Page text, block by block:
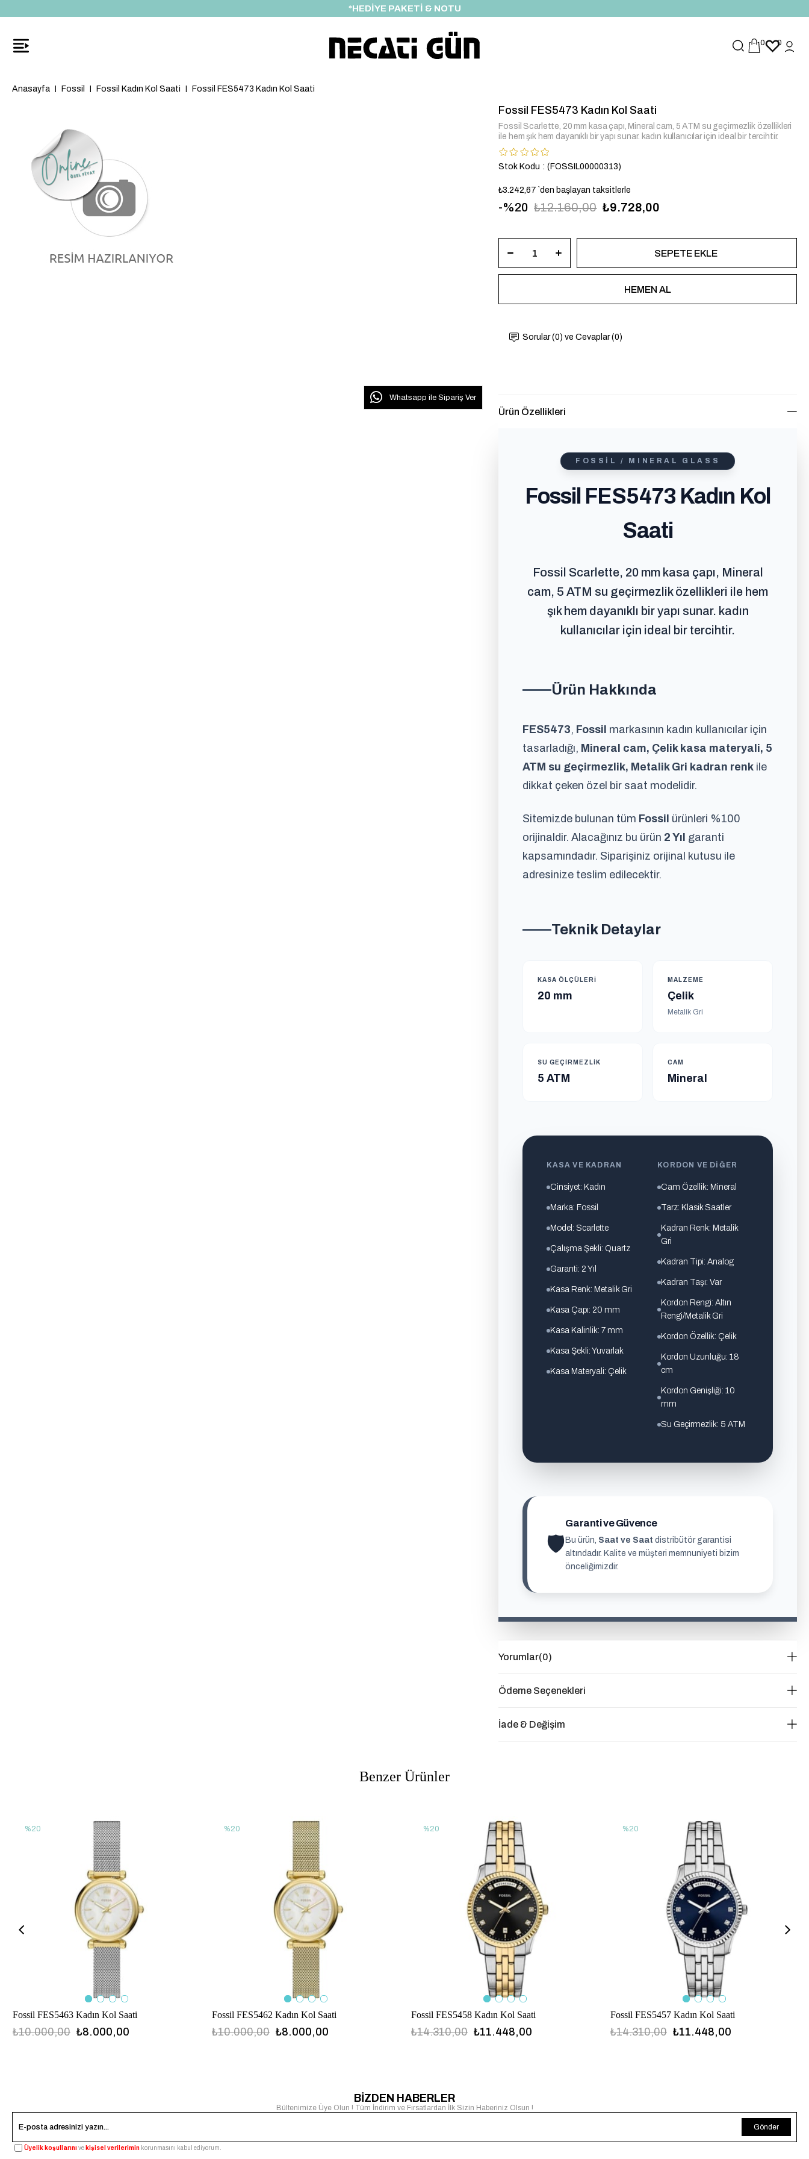
*HEDİYE PAKETİ & NOTU
0 0
Anasayfa Fossil Fossil Kadın Kol Saati Fossil FES5473 Kadın Kol Saati
Whatsapp ile Sipariş Ver
Fossil FES5473 Kadın Kol Saati
Fossil Scarlette, 20 mm kasa çapı, Mineral cam, 5 ATM su geçirmezlik özellikleri
ile hem şık hem dayanıklı bir yapı sunar. kadın kullanıcılar için ideal bir tercihtir.
Stok Kodu (FOSSIL00000313)
₺3.242,67 `den başlayan taksitlerle
20 ₺12.160,00 ₺9.728,00
Sorular (0) ve Cevaplar (0)
Ürün Özellikleri
FOSSIL / MINERAL GLASS
Fossil FES5473 Kadın Kol
Saati
Fossil Scarlette, 20 mm kasa çapı, Mineral
cam, 5 ATM su geçirmezlik özellikleri ile hem
şık hem dayanıklı bir yapı sunar. kadın
kullanıcılar için ideal bir tercihtir.
Ürün Hakkında
FES5473, Fossil markasının kadın kullanıcılar için
tasarladığı, Mineral cam, Çelik kasa materyali, 5
ATM su geçirmezlik, Metalik Gri kadran renk ile
dikkat çeken özel bir saat modelidir.
Sitemizde bulunan tüm Fossil ürünleri %100
orijinaldir. Alacağınız bu ürün 2 Yıl garanti
kapsamındadır. Siparişiniz orijinal kutusu ile
adresinize teslim edilecektir.
Teknik Detaylar
KASA ÖLÇÜLERI
20 mm
MALZEME
Çelik
Metalik Gri
SU GEÇIRMEZLIK
5 ATM
CAM
Mineral
KASA VE KADRAN
Cinsiyet: Kadın
Marka: Fossil
Model: Scarlette
Çalışma Şekli: Quartz
Garanti: 2 Yıl
Kasa Renk: Metalik Gri
Kasa Çapı: 20 mm
Kasa Kalinlik: 7 mm
Kasa Şekli: Yuvarlak
Kasa Materyali: Çelik
KORDON VE DIĞER
Cam Özellik: Mineral
Tarz: Klasik Saatler
Kadran Renk: Metalik
Gri
Kadran Tipi: Analog
Kadran Taşı: Var
Kordon Rengi: Altın
Rengi/Metalik Gri
Kordon Özellik: Çelik
Kordon Uzunluğu: 18
cm
Kordon Genişliği: 10
mm
Su Geçirmezlik: 5 ATM
🛡
Garanti ve Güvence
Bu ürün, Saat ve Saat distribütör garantisi
altındadır. Kalite ve müşteri memnuniyeti bizim
önceliğimizdir.
Yorumlar(0)
Ödeme Seçenekleri
İade & Değişim
Benzer Ürünler
Fossil FES5463 Kadın Kol Saati
₺8.000,00
₺10.000,00
%20
Fossil FES5462 Kadın Kol Saati
₺8.000,00
₺10.000,00
%20
Fossil FES5458 Kadın Kol Saati
₺11.448,00
₺14.310,00
%20
Fossil FES5457 Kadın Kol Saati
₺11.448,00
₺14.310,00
%20
BİZDEN HABERLER
Bültenimize Üye Olun ! Tüm İndirim ve Fırsatlardan İlk Sizin Haberiniz Olsun !
Gönder
Üyelik koşullarınıve kişisel verilerimin korunmasını kabul ediyorum.